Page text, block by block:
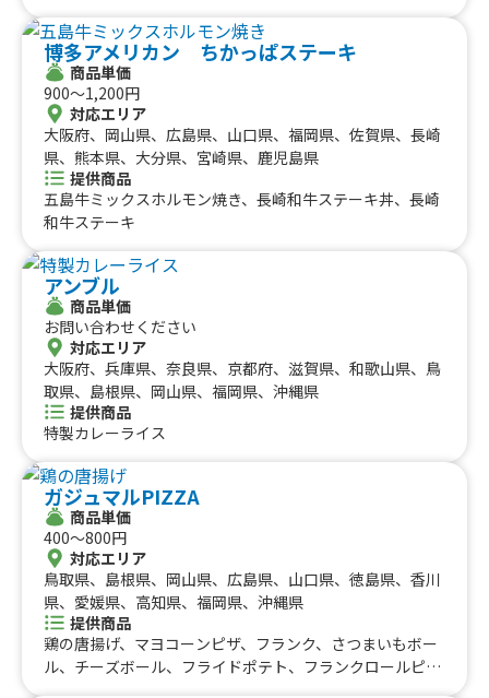
博多アメリカン ちかっぱステーキ
商品単価
900〜1,200円
対応エリア
大阪府、岡山県、広島県、山口県、福岡県、佐賀県、長崎
県、熊本県、大分県、宮崎県、鹿児島県
提供商品
五島牛ミックスホルモン焼き、長崎和牛ステーキ丼、長崎
和牛ステーキ
アンブル
商品単価
お問い合わせください
対応エリア
大阪府、兵庫県、奈良県、京都府、滋賀県、和歌山県、鳥
取県、島根県、岡山県、福岡県、沖縄県
提供商品
特製カレーライス
ガジュマルPIZZA
商品単価
400〜800円
対応エリア
鳥取県、島根県、岡山県、広島県、山口県、徳島県、香川
県、愛媛県、高知県、福岡県、沖縄県
提供商品
鶏の唐揚げ、マヨコーンピザ、フランク、さつまいもボー
ル、チーズボール、フライドポテト、フランクロールピ